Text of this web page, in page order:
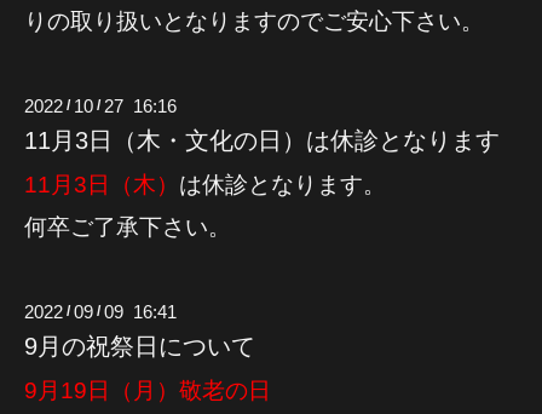
りの取り扱いとなりますのでご安心下さい。
2022 / 10 / 27 16:16
11月3日（木・文化の日）は休診となります
11月3日（木） は休診となります。
何卒ご了承下さい。
2022 /09 /09 16:41
9月の祝祭日について
9月19日（月）敬老の日